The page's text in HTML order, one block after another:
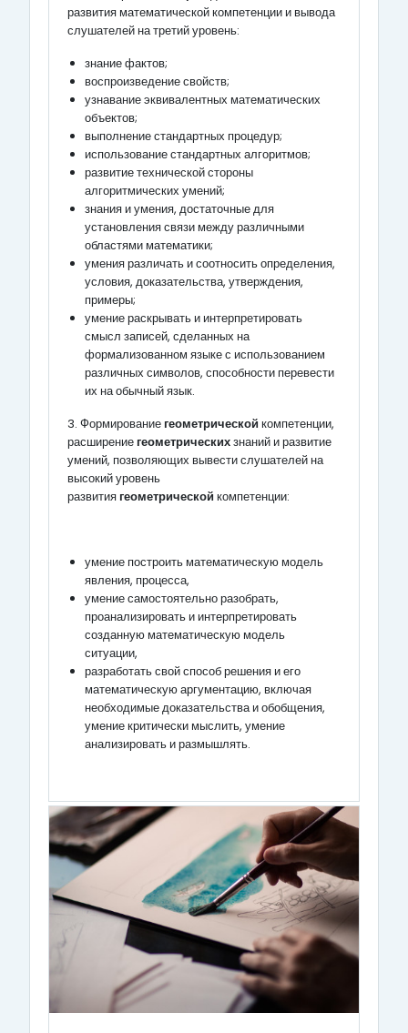
развития математической компетенции и вывода
слушателей на третий уровень:
знание фактов;
воспроизведение свойств;
узнавание эквивалентных математических
объектов;
выполнение стандартных процедур;
использование стандартных алгоритмов;
развитие технической стороны
алгоритмических умений;
знания и умения, достаточные для
установления связи между различными
областями математики;
умения различать и соотносить определения,
условия, доказательства, утверждения,
примеры;
умение раскрывать и интерпретировать
смысл записей, сделанных на
формализованном языке с использованием
различных символов, способности перевести
их на обычный язык.
3. Формирование геометрической компетенции,
расширение геометрическихзнаний и развитие
умений, позволяющих вывести слушателей на
высокий уровень
развития геометрической компетенции:
умение построить математическую модель
явления, процесса,
умение самостоятельно разобрать,
проанализировать и интерпретировать
созданную математическую модель
ситуации,
разработать свой способ решения и его
математическую аргументацию, включая
необходимые доказательства и обобщения,
умение критически мыслить, умение
анализировать и размышлять.